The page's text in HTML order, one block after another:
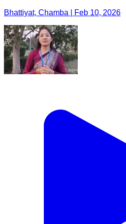
Bhattiyat, Chamba | Feb 10, 2026